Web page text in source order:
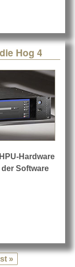
Hog 4
HPU-Hardware
Software
»